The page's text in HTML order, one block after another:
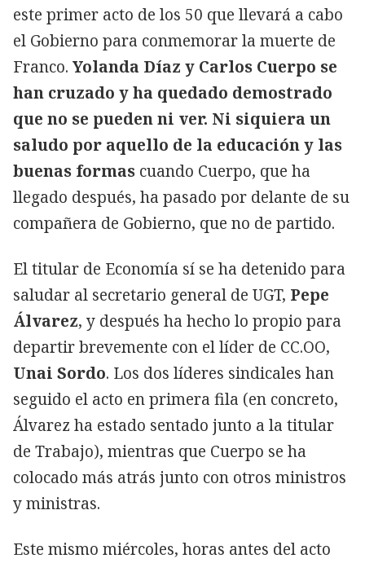
este primer acto de los 50 que llevará a cabo
el Gobierno para conmemorar la muerte de
Franco. Yolanda Díaz y Carlos Cuerpo se
han cruzado y ha quedado demostrado
que no se pueden ni ver. Ni siquiera un
saludo por aquello de la educación y las
buenas formas cuando Cuerpo, que ha
llegado después, ha pasado por delante de su
compañera de Gobierno, que no de partido.
El titular de Economía sí se ha detenido para
saludar al secretario general de UGT, Pepe
Álvarez, y después ha hecho lo propio para
departir brevemente con el líder de CC.OO,
Unai Sordo. Los dos líderes sindicales han
seguido el acto en primera fila (en concreto,
Álvarez ha estado sentado junto a la titular
de Trabajo), mientras que Cuerpo se ha
colocado más atrás junto con otros ministros
y ministras.
Este mismo miércoles, horas antes del acto